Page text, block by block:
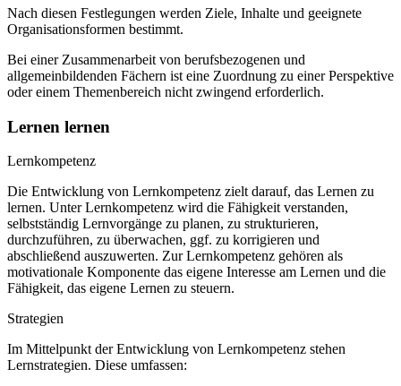
Nach diesen Festlegungen werden Ziele, Inhalte und geeignete
Organisationsformen bestimmt.
Bei einer Zusammenarbeit von berufsbezogenen und
allgemeinbildenden Fächern ist eine Zuordnung zu einer Perspektive
oder einem Themenbereich nicht zwingend erforderlich.
Lernen lernen
Lernkompetenz
Die Entwicklung von Lernkompetenz zielt darauf, das Lernen zu
lernen. Unter Lernkompetenz wird die Fähigkeit verstanden,
selbstständig Lernvorgänge zu planen, zu strukturieren,
durchzuführen, zu überwachen, ggf. zu korrigieren und
abschließend auszuwerten. Zur Lernkompetenz gehören als
motivationale Komponente das eigene Interesse am Lernen und die
Fähigkeit, das eigene Lernen zu steuern.
Strategien
Im Mittelpunkt der Entwicklung von Lernkompetenz stehen
Lernstrategien. Diese umfassen: